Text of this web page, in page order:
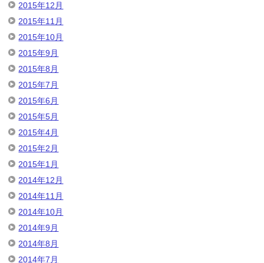
2015年12月
2015年11月
2015年10月
2015年9月
2015年8月
2015年7月
2015年6月
2015年5月
2015年4月
2015年2月
2015年1月
2014年12月
2014年11月
2014年10月
2014年9月
2014年8月
2014年7月